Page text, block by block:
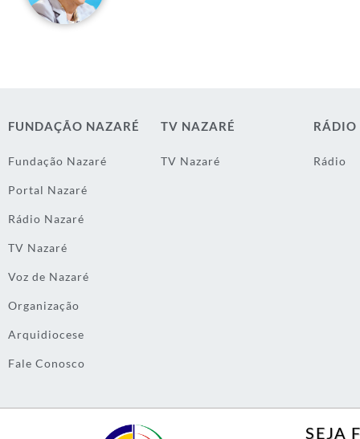
FUNDAÇÃO NAZARÉ
Fundação Nazaré
Portal Nazaré
Rádio Nazaré
TV Nazaré
Voz de Nazaré
Organização
Arquidiocese
Fale Conosco
TV NAZARÉ
TV Nazaré
RÁDIO
Rádio
SEJA